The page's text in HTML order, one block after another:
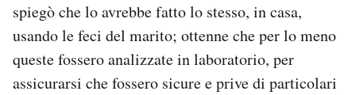
spiegò che lo avrebbe fatto lo stesso, in casa,
usando le feci del marito; ottenne che per lo meno
queste fossero analizzate in laboratorio, per
assicurarsi che fossero sicure e prive di particolari